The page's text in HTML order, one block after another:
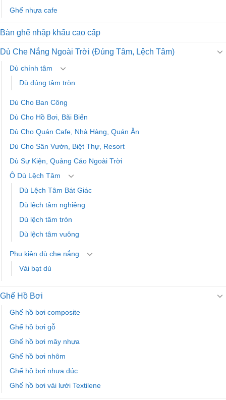
Ghế nhựa cafe
Bàn ghế nhập khẩu cao cấp
Dù Che Nắng Ngoài Trời (Đúng Tâm, Lệch Tâm)
Dù chính tâm
Dù đúng tâm tròn
Dù Cho Ban Công
Dù Cho Hồ Bơi, Bãi Biển
Dù Cho Quán Cafe, Nhà Hàng, Quán Ăn
Dù Cho Sân Vườn, Biệt Thự, Resort
Dù Sự Kiện, Quảng Cáo Ngoài Trời
Ô Dù Lệch Tâm
Dù Lệch Tâm Bát Giác
Dù lệch tâm nghiêng
Dù lệch tâm tròn
Dù lệch tâm vuông
Phụ kiện dù che nắng
Vải bạt dù
Ghế Hồ Bơi
Ghế hồ bơi composite
Ghế hồ bơi gỗ
Ghế hồ bơi mây nhựa
Ghế hồ bơi nhôm
Ghế hồ bơi nhựa đúc
Ghế hồ bơi vải lưới Textilene